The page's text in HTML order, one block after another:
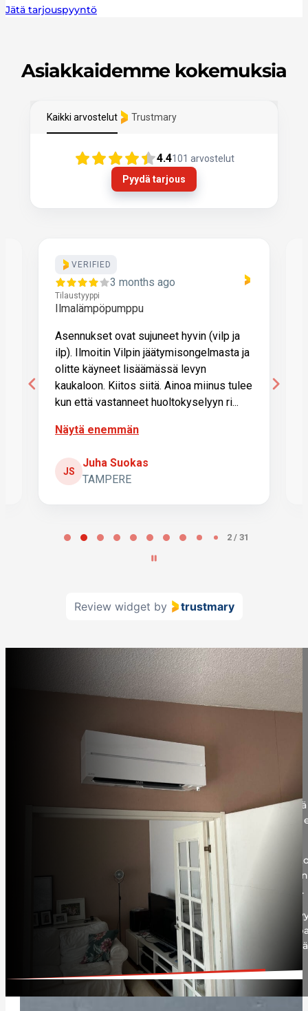
Jätä tarjouspyyntö
Asiakkaidemme kokemuksia
Kaikki arvostelut Trustmary
4.4101 arvostelut
Pyydä tarjous
VERIFIED
3 months ago
Tilaustyyppi
Ilmalämpöpumppu
Asennukset ovat sujuneet hyvin (vilp ja
ilp). Ilmoitin Vilpin jäätymisongelmasta ja
olitte käyneet lisäämässä levyn
kaukaloon. Kiitos siitä. Ainoa miinus tulee
kun että vastanneet huoltokyselyyn ri...
Näytä enemmän
JS
Juha Suokas
TAMPERE
2 / 31
Review widget by trustmary
Ilmalämpö­pumpun toiminta­
periaate lyhyesti
Ilmalämpöpumpun toiminta perustuu sen kykyyn
lämpöenergiaa ja siirtää sitä paikasta toiseen, sen
lämpöä polttamalla fossiilisia polttoaineita.
Ilmalämpöpumpun ulkoyksikkö kerää lämpöenergia
alhaisissakin lämpötiloissa. Tämän mahdollistaa
lämpöenergiaa kuljettaen sitä sisä- ja ulkoyksikön välillä.
Kun kylmäaine on sitonut itseensä lämpöenergiaa,
kompressoriin, jossa lämpötilaa nostetaan entisestään
Lämmennyt ja kaasumuotoinen kylmäaine siirretään
luovuttaa lämpöenergian sisäilmaan.